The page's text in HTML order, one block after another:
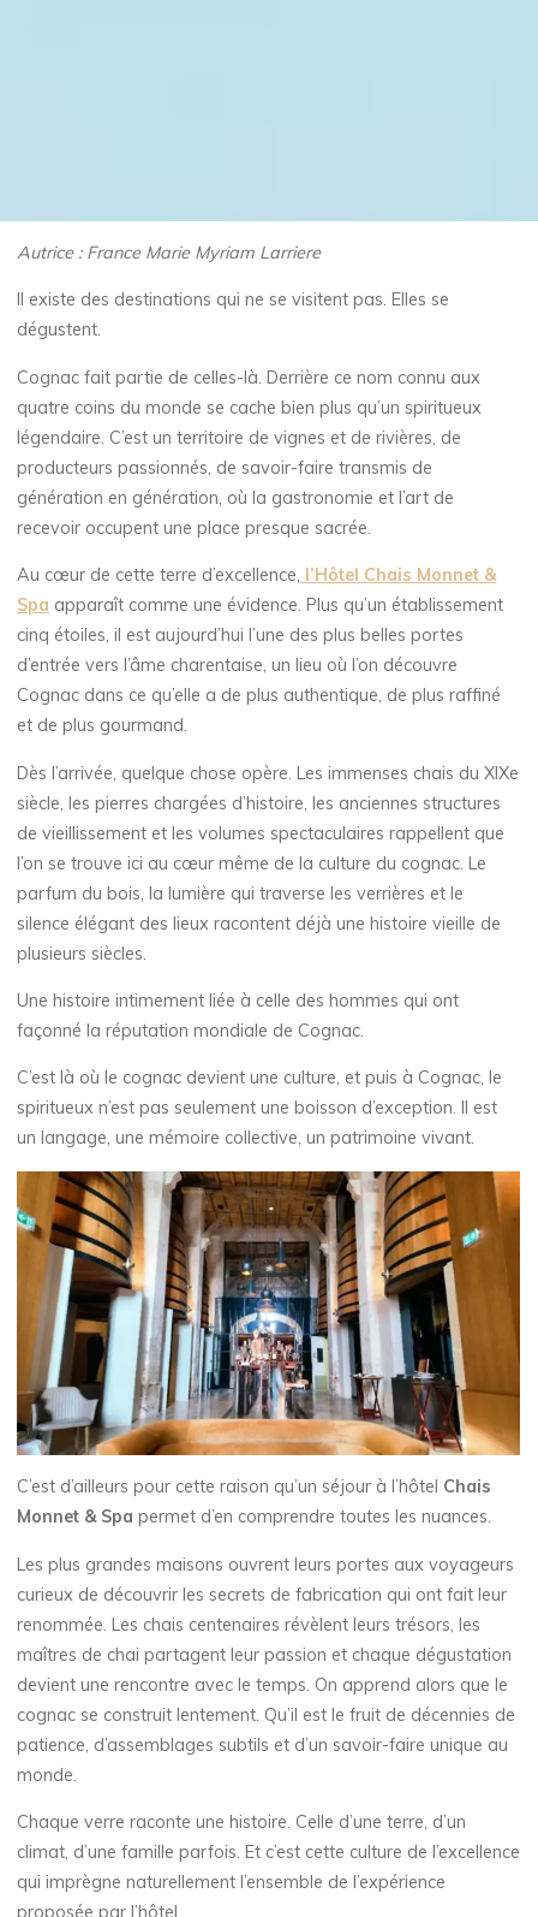
Autrice : France Marie Myriam Larriere
Il existe des destinations qui ne se visitent pas. Elles se
dégustent.
Cognac fait partie de celles-là. Derrière ce nom connu aux
quatre coins du monde se cache bien plus qu’un spiritueux
légendaire. C’est un territoire de vignes et de rivières, de
producteurs passionnés, de savoir-faire transmis de
génération en génération, où la gastronomie et l’art de
recevoir occupent une place presque sacrée.
Au cœur de cette terre d’excellence, l’Hôtel Chais Monnet &
Spa apparaît comme une évidence. Plus qu’un établissement
cinq étoiles, il est aujourd’hui l’une des plus belles portes
d’entrée vers l’âme charentaise, un lieu où l’on découvre
Cognac dans ce qu’elle a de plus authentique, de plus raffiné
et de plus gourmand.
Dès l’arrivée, quelque chose opère. Les immenses chais du XIXe
siècle, les pierres chargées d’histoire, les anciennes structures
de vieillissement et les volumes spectaculaires rappellent que
l’on se trouve ici au cœur même de la culture du cognac. Le
parfum du bois, la lumière qui traverse les verrières et le
silence élégant des lieux racontent déjà une histoire vieille de
plusieurs siècles.
Une histoire intimement liée à celle des hommes qui ont
façonné la réputation mondiale de Cognac.
C’est là où le cognac devient une culture, et puis à Cognac, le
spiritueux n’est pas seulement une boisson d’exception. Il est
un langage, une mémoire collective, un patrimoine vivant.
C’est d’ailleurs pour cette raison qu’un séjour à l’hôtel Chais
Monnet & Spa permet d’en comprendre toutes les nuances.
Les plus grandes maisons ouvrent leurs portes aux voyageurs
curieux de découvrir les secrets de fabrication qui ont fait leur
renommée. Les chais centenaires révèlent leurs trésors, les
maîtres de chai partagent leur passion et chaque dégustation
devient une rencontre avec le temps. On apprend alors que le
cognac se construit lentement. Qu’il est le fruit de décennies de
patience, d’assemblages subtils et d’un savoir-faire unique au
monde.
Chaque verre raconte une histoire. Celle d’une terre, d’un
climat, d’une famille parfois. Et c’est cette culture de l’excellence
qui imprègne naturellement l’ensemble de l’expérience